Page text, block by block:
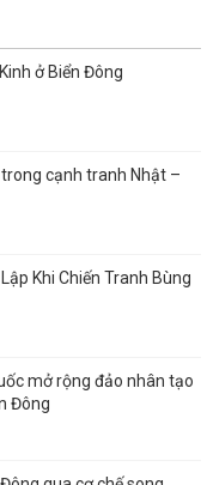
ở Biển Đông
cạnh tranh Nhật –
Khi Chiến Tranh Bùng
mở rộng đảo nhân tạo
Đông